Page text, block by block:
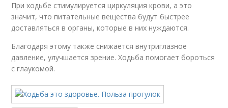
При ходьбе стимулируется циркуляция крови, а это
значит, что питательные вещества будут быстрее
доставляться в органы, которые в них нуждаются.
Благодаря этому также снижается внутриглазное
давление, улучшается зрение. Ходьба помогает бороться
с глаукомой.